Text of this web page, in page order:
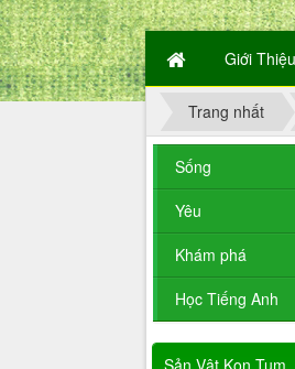
Giới Thiệu
Trang nhất
Sống
Yêu
Khám phá
Học Tiếng Anh